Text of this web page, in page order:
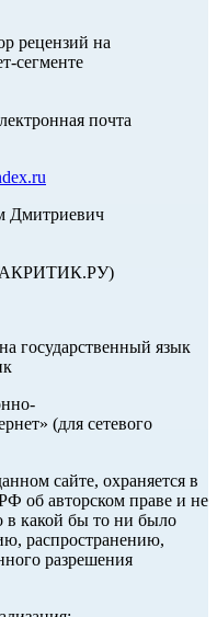
рецензий на
сегменте
почта
Дмитриевич
государственный язык
(для сетевого
сайте, охраняется в
об авторском праве и не
в какой бы то ни было
распространению,
разрешения